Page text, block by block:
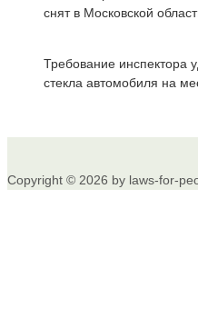
снят в Московской
Требование инспектора
стекла автомобиля на
Copyright © 2026 by laws-for-